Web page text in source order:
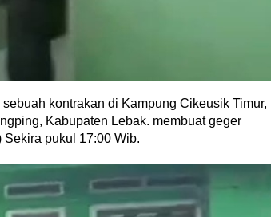
kontrakan di Kampung Cikeusik Timur,
Kabupaten Lebak. membuat geger
pukul 17:00 Wib.